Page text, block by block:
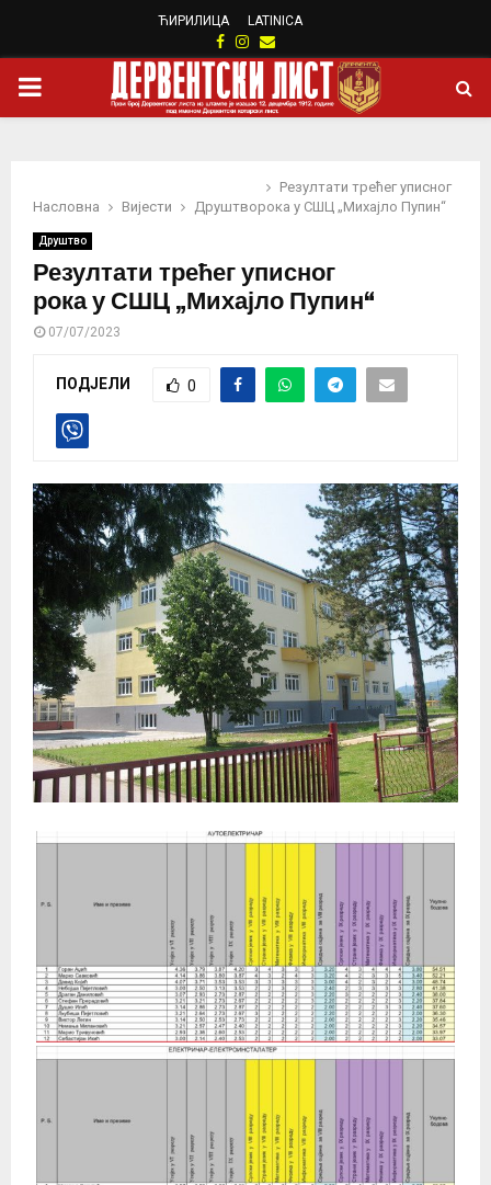
ЋИРИЛИЦА LATINICA
Facebook
Instagram
Email
PRIMARY
Насловна Вијести Друштво
Резултати трећег уписног
рока у СШЦ „Михајло Пупин“
Друштво
Резултати трећег уписног
рока у СШЦ „Михајло Пупин“
07/07/2023
ПОДЈЕЛИ 0